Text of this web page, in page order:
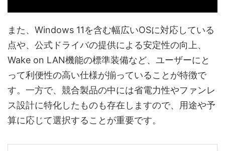
また、Windows 11を含む幅広いOSに対応している
点や、公式ドライバの提供による安定性の向上、
Wake on LAN機能の標準装備など、ユーザーにと
って利便性の高い仕様が揃っていることが特徴で
す。一方で、競合製品の中には省電力性やファンレ
ス設計に特化したものも存在しますので、用途や予
算に応じて選択することが重要です。